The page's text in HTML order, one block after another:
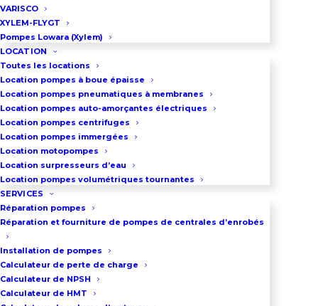
VARISCO
XYLEM-FLYGT
Pompes Lowara (Xylem)
LOCATION
Toutes les locations
Location pompes à boue épaisse
Location pompes pneumatiques à membranes
Location pompes auto-amorçantes électriques
Location pompes centrifuges
Location pompes immergées
Location motopompes
Location surpresseurs d’eau
Location pompes volumétriques tournantes
SERVICES
Réparation pompes
Réparation et fourniture de pompes de centrales d’enrobés
Installation de pompes
Calculateur de perte de charge
Calculateur de NPSH
Calculateur de HMT
Puissance : 0.55 kW
A partir de 675 € HT